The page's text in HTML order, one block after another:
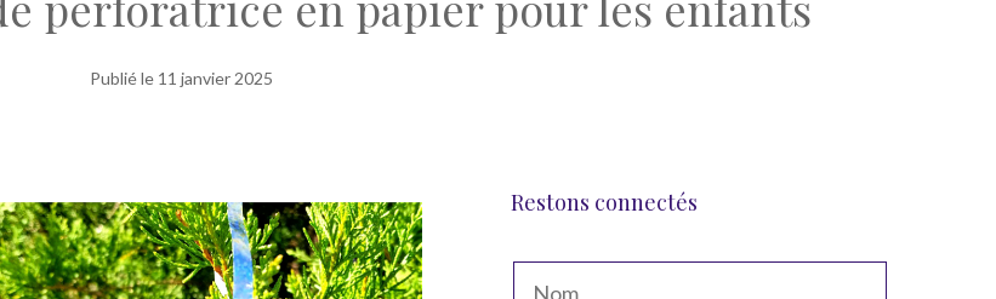
Publié le 11 janvier 2025
Restons connectés